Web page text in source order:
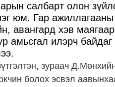
салбарт олон
юм. Гар
авангард хэв
амьсгал илэрч
зураач
болох эсвэл